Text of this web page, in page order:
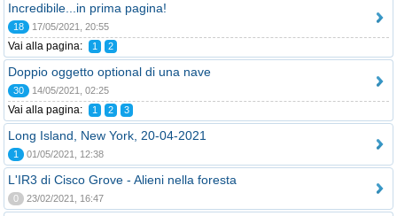
Incredibile...in prima pagina!
18 17/05/2021, 20:55
Vai alla pagina: 1 2
Doppio oggetto optional di una nave
30 14/05/2021, 02:25
Vai alla pagina: 1 2 3
Long Island, New York, 20-04-2021
1 01/05/2021, 12:38
L'IR3 di Cisco Grove - Alieni nella foresta
0 23/02/2021, 16:47